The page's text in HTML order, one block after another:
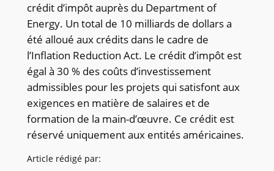
crédit d’impôt auprès du Department of
Energy. Un total de 10 milliards de dollars a
été alloué aux crédits dans le cadre de
l’Inflation Reduction Act. Le crédit d’impôt est
égal à 30 % des coûts d’investissement
admissibles pour les projets qui satisfont aux
exigences en matière de salaires et de
formation de la main-d’œuvre. Ce crédit est
réservé uniquement aux entités américaines.
Article rédigé par: